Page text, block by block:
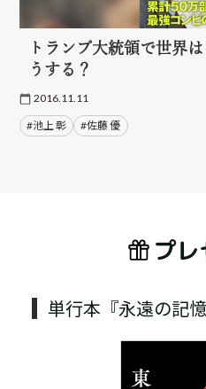
トランプ大統領で世界
うする？
2016.11.11
#池上 彰 #佐藤 優
プ
単行本『永遠の記